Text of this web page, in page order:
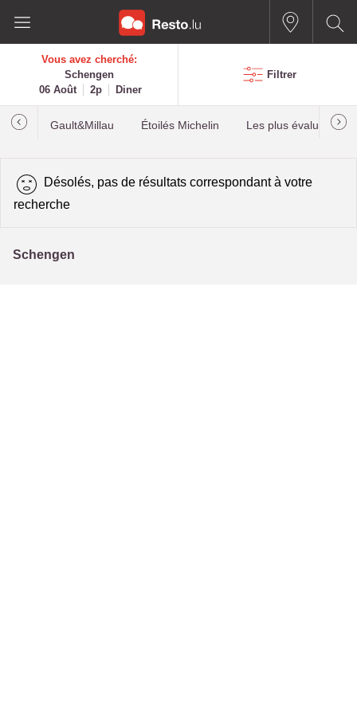
Vous avez cherché:
Schengen
06 Août
2p Diner
Filtrer
Gault&Millau Étoilés Michelin Les plus évalués
Désolés, pas de résultats correspondant à votre
recherche
Schengen